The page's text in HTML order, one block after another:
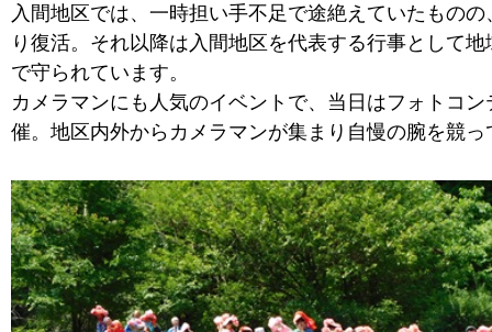
入間地区では、一時担い手不足で途絶えていたものの
り復活。それ以降は入間地区を代表する行事として地
で守られています。
カメラマンにも人気のイベントで、当日はフォトコン
催。地区内外からカメラマンが集まり自慢の腕を競っ